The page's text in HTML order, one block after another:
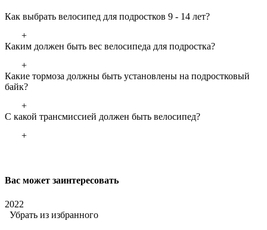
Как выбрать велосипед для подростков 9 - 14 лет?
+
Каким должен быть вес велосипеда для подростка?
+
Какие тормоза должны быть установлены на подростковый
байк?
+
С какой трансмиссией должен быть велосипед?
+
Вас может заинтересовать
2022
Убрать из избранного